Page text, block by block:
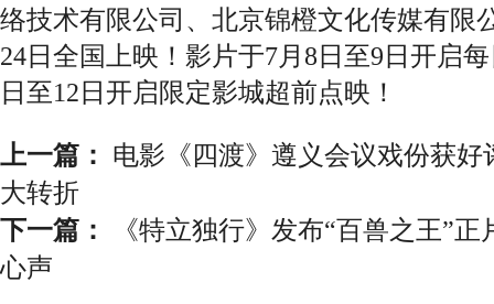
络技术有限公司、北京锦橙文化传媒有限
24日全国上映！影片于7月8日至9日开启
日至12日开启限定影城超前点映！
上一篇： 电影《四渡》遵义会议戏份获
大转折
下一篇：
《特立独行》发布“百兽之王”
心声